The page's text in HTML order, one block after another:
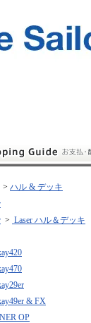
> ハル & デッキ
> Laser ハル＆デッキ
& FX
OP